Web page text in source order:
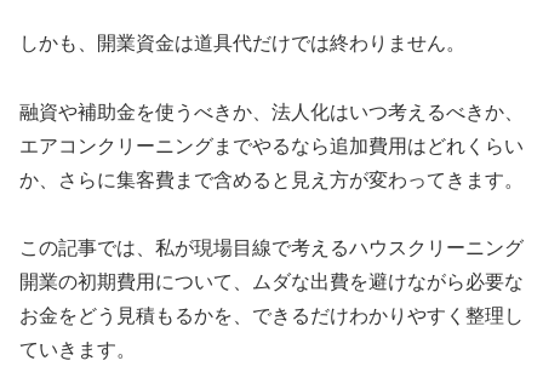
しかも、開業資金は道具代だけでは終わりません。
融資や補助金を使うべきか、法人化はいつ考えるべきか、
エアコンクリーニングまでやるなら追加費用はどれくらい
か、さらに集客費まで含めると見え方が変わってきます。
この記事では、私が現場目線で考えるハウスクリーニング
開業の初期費用について、ムダな出費を避けながら必要な
お金をどう見積もるかを、できるだけわかりやすく整理し
ていきます。